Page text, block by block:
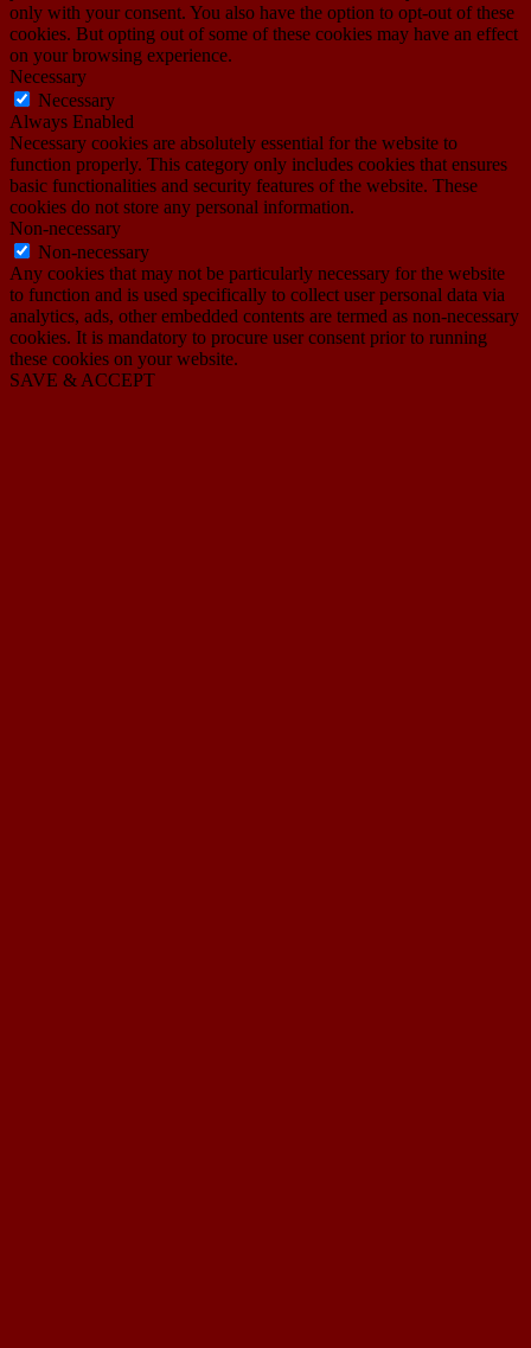
only with your consent. You also have the option to opt-out of these
cookies. But opting out of some of these cookies may have an effect
on your browsing experience.
Necessary
Necessary
Always Enabled
Necessary cookies are absolutely essential for the website to
function properly. This category only includes cookies that ensures
basic functionalities and security features of the website. These
cookies do not store any personal information.
Non-necessary
Non-necessary
Any cookies that may not be particularly necessary for the website
to function and is used specifically to collect user personal data via
analytics, ads, other embedded contents are termed as non-necessary
cookies. It is mandatory to procure user consent prior to running
these cookies on your website.
SAVE & ACCEPT